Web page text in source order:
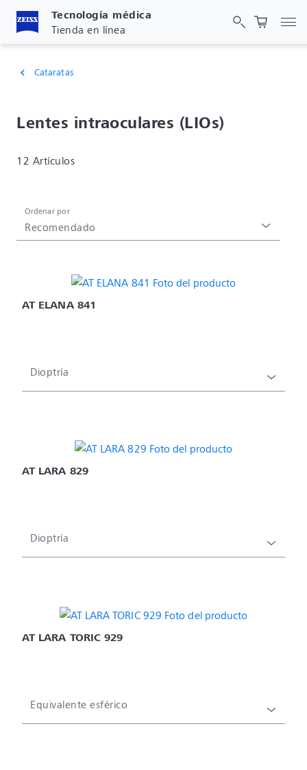
Tecnología médica
Tienda en línea
chevron_left Cataratas
Lentes intraoculares (LIOs)
12 Artículos
Recomendado
Ordenar por
AT ELANA 841
Dioptría
AT LARA 829
Dioptría
AT LARA TORIC 929
Equivalente esférico